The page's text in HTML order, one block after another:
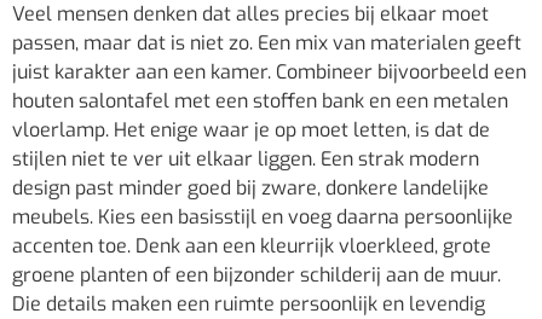
Veel mensen denken dat alles precies bij elkaar moet
passen, maar dat is niet zo. Een mix van materialen geeft
juist karakter aan een kamer. Combineer bijvoorbeeld een
houten salontafel met een stoffen bank en een metalen
vloerlamp. Het enige waar je op moet letten, is dat de
stijlen niet te ver uit elkaar liggen. Een strak modern
design past minder goed bij zware, donkere landelijke
meubels. Kies een basisstijl en voeg daarna persoonlijke
accenten toe. Denk aan een kleurrijk vloerkleed, grote
groene planten of een bijzonder schilderij aan de muur.
Die details maken een ruimte persoonlijk en levendig